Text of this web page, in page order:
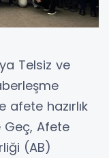
Telsiz ve
afete hazırlık
Geç, Afete
(AB)